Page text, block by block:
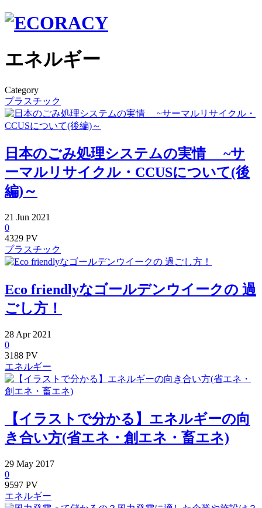
エネルギー
Category
プラスチック
日本のごみ処理システムの実情 ~サ
ーマルリサイクル・CCUSについて(後
編)～
21 Jun 2021
0
4329 PV
プラスチック
Eco friendlyなゴールデンウイークの 過
ごし方！
28 Apr 2021
0
3188 PV
エネルギー
【イラストで分かる】エネルギーの向
き合い方(省エネ・創エネ・畜エネ)
29 May 2017
0
9597 PV
エネルギー